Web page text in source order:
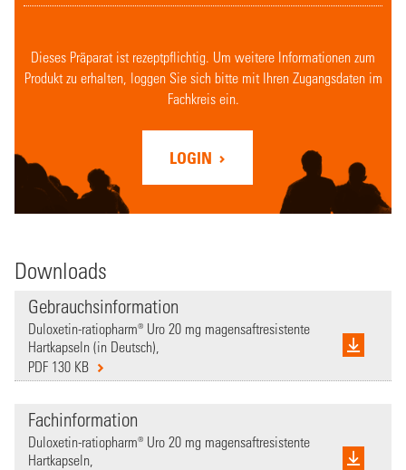
Dieses Präparat ist rezeptpflichtig. Um weitere Informationen zum
Produkt zu erhalten, loggen Sie sich bitte mit Ihren Zugangsdaten im
Fachkreis ein.
LOGIN
Downloads
Gebrauchsinformation
Duloxetin-ratiopharm® Uro 20 mg magensaftresistente
Hartkapseln (in Deutsch),
PDF 130 KB
Fachinformation
Duloxetin-ratiopharm® Uro 20 mg magensaftresistente
Hartkapseln,